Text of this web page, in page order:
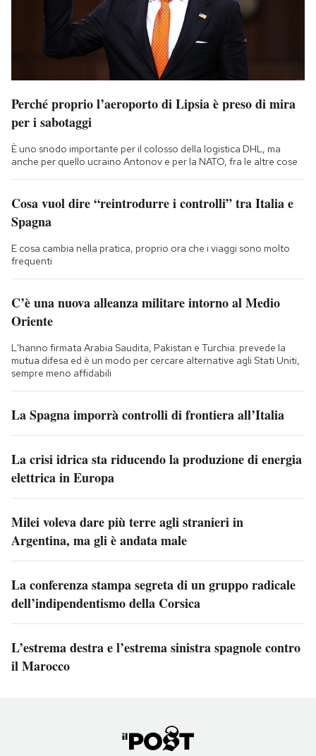
Perché proprio l’aeroporto di Lipsia è preso di mira
per i sabotaggi
È uno snodo importante per il colosso della logistica DHL, ma
anche per quello ucraino Antonov e per la NATO, fra le altre cose
Cosa vuol dire “reintrodurre i controlli” tra Italia e
Spagna
E cosa cambia nella pratica, proprio ora che i viaggi sono molto
frequenti
C’è una nuova alleanza militare intorno al Medio
Oriente
L'hanno firmata Arabia Saudita, Pakistan e Turchia: prevede la
mutua difesa ed è un modo per cercare alternative agli Stati Uniti,
sempre meno affidabili
La Spagna imporrà controlli di frontiera all’Italia
La crisi idrica sta riducendo la produzione di energia
elettrica in Europa
Milei voleva dare più terre agli stranieri in
Argentina, ma gli è andata male
La conferenza stampa segreta di un gruppo radicale
dell’indipendentismo della Corsica
L’estrema destra e l’estrema sinistra spagnole contro
il Marocco